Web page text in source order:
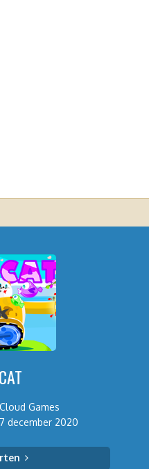
Cloud Games
7 december 2020